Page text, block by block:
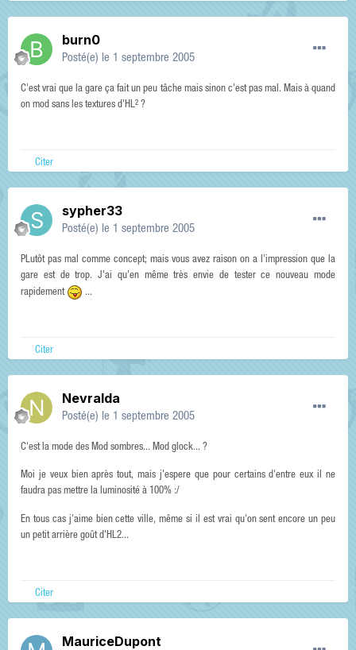
burn0
Posté(e) le 1 septembre 2005
C'est vrai que la gare ça fait un peu tâche mais sinon c'est pas mal. Mais à quand
on mod sans les textures d'HL² ?
Citer
sypher33
Posté(e) le 1 septembre 2005
PLutôt pas mal comme concept; mais vous avez raison on a l'impression que la
gare est de trop. J'ai qu'en même très envie de tester ce nouveau mode
rapidement
...
Citer
Nevralda
Posté(e) le 1 septembre 2005
C'est la mode des Mod sombres... Mod glock... ?
Moi je veux bien après tout, mais j'espere que pour certains d'entre eux il ne
faudra pas mettre la luminosité à 100% :/
En tous cas j'aime bien cette ville, même si il est vrai qu'on sent encore un peu
un petit arrière goût d'HL2...
Citer
MauriceDupont